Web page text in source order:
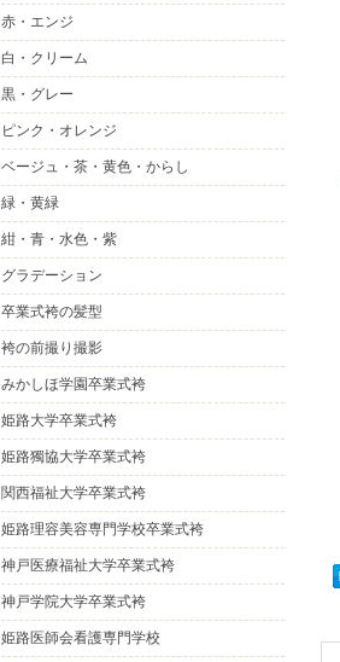
赤・エンジ
白・クリーム
黒・グレー
ピンク・オレンジ
ベージュ・茶・黄色・からし
緑・黄緑
紺・青・水色・紫
グラデーション
卒業式袴の髪型
袴の前撮り撮影
みかしほ学園卒業式袴
姫路大学卒業式袴
姫路獨協大学卒業式袴
関西福祉大学卒業式袴
姫路理容美容専門学校卒業式袴
神戸医療福祉大学卒業式袴
神戸学院大学卒業式袴
姫路医師会看護専門学校